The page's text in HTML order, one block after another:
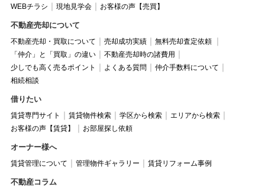
WEBチラシ
現地見学会 お客様の声【売買】
不動産売却について
不動産売却・買取について 売却成功実績
無料売却査定依頼
「仲介」と「買取」の違い
不動産売却時の諸費用
少しでも高く売るポイント
よくある質問
仲介手数料について
相続相談
借りたい
賃貸専門サイト 賃貸物件検索 学区から検索
エリアから検索
お客様の声【賃貸】
お部屋探し依頼
オーナー様へ
賃貸管理について 管理物件ギャラリー 賃貸リフォーム事例
不動産コラム